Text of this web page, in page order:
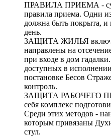
ПРАВИЛА ПРИЕМА -
правила приема. Одни
должна быть покрыта, и
день.
ЗАЩИТА ЖИЛЬЯ
направлены на
при входе в дом
доступных в
постановке Бесов
контроль.
ЗАЩИТА РАБОЧЕГО
себя комплекс
Среди этих методов -
которым привязаны
стул.